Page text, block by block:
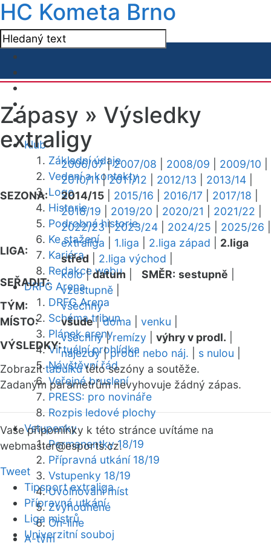
HC Kometa Brno
Klub
Základní údaje
Vedení a kontakty
Logo
Historie
Podrobná historie
Ke stažení
Kariéra
Redakce webu
DRFG Arena
DRFG Arena
Schéma tribun
Plánek areny
Virtuální prohlídka
Návštěvní řád
Veřejné bruslení
PRESS: pro novináře
Rozpis ledové plochy
Vstupenky
Permanentky 18/19
Přípravná utkání 18/19
Vstupenky 18/19
Uvolňování míst
Zvýhodněné
On-line
A-tým
Zápasy » Výsledky
extraligy
SEZONA:
2006/07|2007/08 2008/09 2009/10
2010/11|2011/12 2012/13 2013/14
2014/15
2015/16 2016/17 2017/18
2018/19
2019/20 2020/21 2021/22
2022/23|2023/24 2024/25 2025/26
LIGA:
extraliga 1.liga 2.liga západ
2.liga
střed
2.liga východ
SEŘADIT:
kolo|datum SMĚR: sestupně
vzestupně
TÝM:
všechny
MÍSTO:
všude|doma venku
VÝSLEDKY:
všechny|remízy výhry v prodl.
nájezdy|prodl. nebo náj. s nulou
Zobrazittabulkutéto sezóny a soutěže.
Zadaným parametrům nevyhovuje žádný zápas.
Vaše připomínky k této stránce uvítáme na
webmaster@esports.cz.
Tweet
Tipsport extraliga
Přípravná utkání
Liga mistrů
Univerzitní souboj